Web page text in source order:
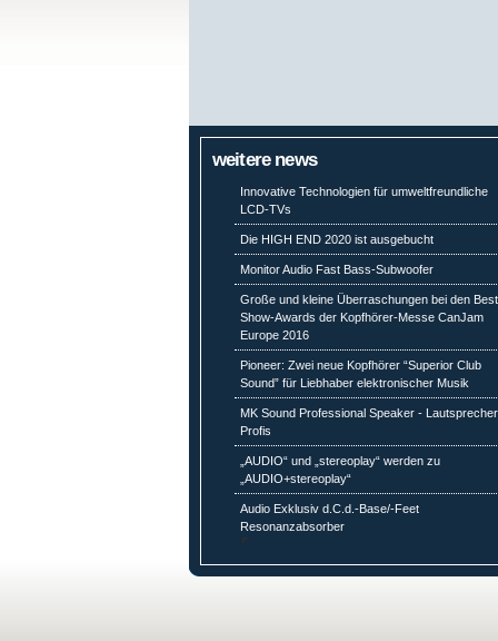
weitere news
Innovative Technologien für umweltfreundliche
LCD-TVs
Die HIGH END 2020 ist ausgebucht
Monitor Audio Fast Bass-Subwoofer
Große und kleine Überraschungen bei den
Show-Awards der Kopfhörer-Messe CanJam
Europe 2016
Pioneer: Zwei neue Kopfhörer “Superior Club
Sound” für Liebhaber elektronischer Musik
MK Sound Professional Speaker -
Profis
„AUDIO“ und „stereoplay“ werden zu
„AUDIO+stereoplay“
Audio Exklusiv d.C.d.-Base/-Feet
Resonanzabsorber